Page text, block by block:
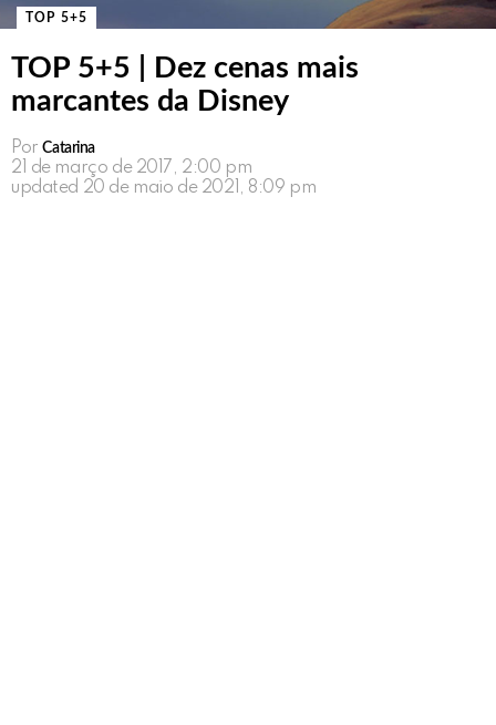
TOP 5+5
TOP 5+5 | Dez cenas mais
marcantes da Disney
Por Catarina
21 de março de 2017, 2:00 pm
updated 20 de maio de 2021, 8:09 pm